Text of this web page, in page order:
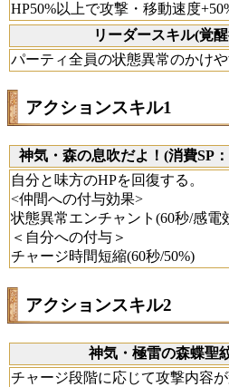
HP50%以上で攻撃・移動速度
リーダースキル(覚
パーティ全員の状態異常のかけ
アクションスキル1
神気・森の息吹だよ！(消費SP
自分と味方のHPを回復する。
<仲間への付与効果>
状態異常エンチャント(60秒/感電
＜自分への付与＞
チャージ時間短縮(60秒/50%)
アクションスキル2
神気・極雷の森蝶聖
チャージ段階に応じて攻撃内容が